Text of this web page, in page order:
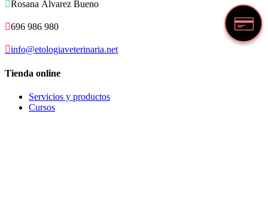
Rosana Álvarez Bueno
696 986 980
info@etologiaveterinaria.net
Tienda online
Servicios y productos
Cursos